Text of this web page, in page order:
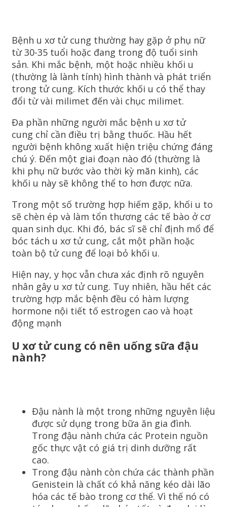
Bệnh u xơ tử cung thường hay gặp ở phụ nữ
từ 30-35 tuổi hoặc đang trong độ tuổi sinh
sản. Khi mắc bệnh, một hoặc nhiều khối u
(thường là lành tính) hình thành và phát triển
trong tử cung. Kích thước khối u có thể thay
đổi từ vài milimet đến vài chục milimet.
Đa phần những người mắc bệnh u xơ tử
cung chỉ cần điều trị bằng thuốc. Hầu hết
người bệnh không xuất hiện triệu chứng đáng
chú ý. Đến một giai đoạn nào đó (thường là
khi phụ nữ bước vào thời kỳ mãn kinh), các
khối u này sẽ không thể to hơn được nữa.
Trong một số trường hợp hiếm gặp, khối u to
sẽ chèn ép và làm tổn thương các tế bào ở cơ
quan sinh dục. Khi đó, bác sĩ sẽ chỉ định mổ để
bóc tách u xơ tử cung, cắt một phần hoặc
toàn bộ tử cung để loại bỏ khối u.
Hiện nay, y học vẫn chưa xác định rõ nguyên
nhân gây u xơ tử cung. Tuy nhiên, hầu hết các
trường hợp mắc bệnh đều có hàm lượng
hormone nội tiết tố estrogen cao và hoạt
động mạnh
U xơ tử cung có nên uống sữa đậu
nành?
Đậu nành là một trong những nguyên liệu
được sử dụng trong bữa ăn gia đình.
Trong đậu nành chứa các Protein nguồn
gốc thực vật có giá trị dinh dưỡng rất
cao.
Trong đậu nành còn chứa các thành phần
Genistein là chất có khả năng kéo dài lão
hóa các tế bào trong cơ thể. Vì thế nó có